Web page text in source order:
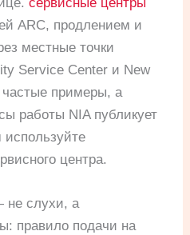
ARC, продлением и
местные точки
Service Center и New
примеры, а
работы NIA публикует
центра.
слухи, а
правило подачи на